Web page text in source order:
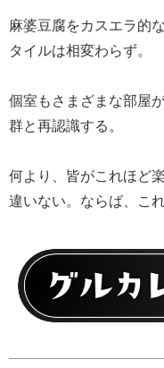
麻婆豆腐をカスエラ的
タイルは相変わらず。
個室もさまざまな部屋
群と再認識する。
何より、皆がこれほど
違いない。ならば、こ